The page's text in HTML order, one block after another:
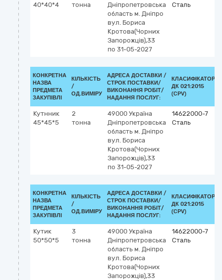
40*40*4
тонна
Дніпропетровська
область м. Дніпро
вул. Бориса
Кротова(Чорних
Запорожців),33
по 31-05-2027
Сталь
КОНКРЕТНА
НАЗВА
ПРЕДМЕТА
ЗАКУПІВЛІ
КІЛЬКІСТЬ
/
ОД.ВИМІРУ
АДРЕСА ДОСТАВКИ /
СТРОК ПОСТАВКИ/
ВИКОНАННЯ РОБІТ/
НАДАННЯ ПОСЛУГ:
КЛАСИФІКАТОР
ДК 021:2015
(CPV)
Кутнник
45*45*5
2
тонна
49000 Україна
Дніпропетровська
область м. Дніпро
вул. Бориса
Кротова(Чорних
Запорожців),33
по 31-05-2027
14622000-7
Сталь
КОНКРЕТНА
НАЗВА
ПРЕДМЕТА
ЗАКУПІВЛІ
КІЛЬКІСТЬ
/
ОД.ВИМІРУ
АДРЕСА ДОСТАВКИ /
СТРОК ПОСТАВКИ/
ВИКОНАННЯ РОБІТ/
НАДАННЯ ПОСЛУГ:
КЛАСИФІКАТОР
ДК 021:2015
(CPV)
Кутик
50*50*5
3
тонна
49000 Україна
Дніпропетровська
область м. Дніпро
вул. Бориса
Кротова(Чорних
Запорожців),33
14622000-7
Сталь